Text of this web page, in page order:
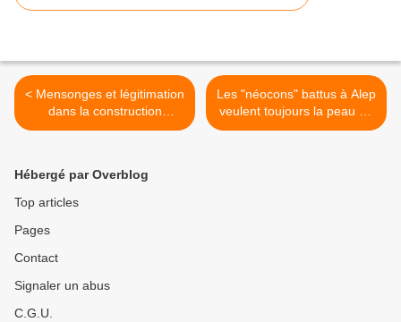
< Mensonges et légitimation
dans la construction
nationale en Ukraine (2005-
Les "néocons" battus à Alep
veulent toujours la peau du
Hezbollah. Par Jacques-
Hébergé par Overblog
Top articles
Pages
Contact
Signaler un abus
C.G.U.